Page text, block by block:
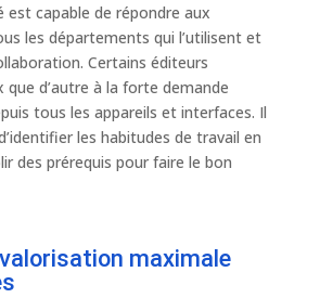
est capable de répondre aux
les départements qui l’utilisent et
Certains éditeurs
d’autre à la forte demande
tous les appareils et interfaces. Il
les habitudes de travail en
des prérequis pour faire le bon
maximale